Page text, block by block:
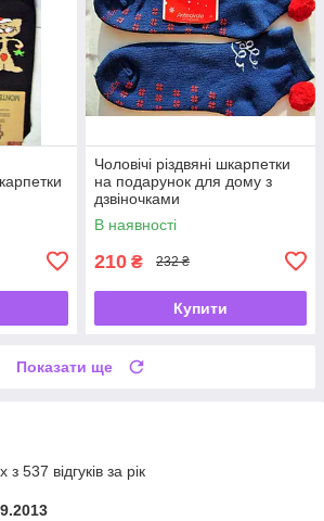
Чоловічі різдвяні шкарпетки
на подарунок для дому з
дзвіночками
В наявності
210 ₴ 232 ₴
Купити
Показати ще
537 відгуків за рік